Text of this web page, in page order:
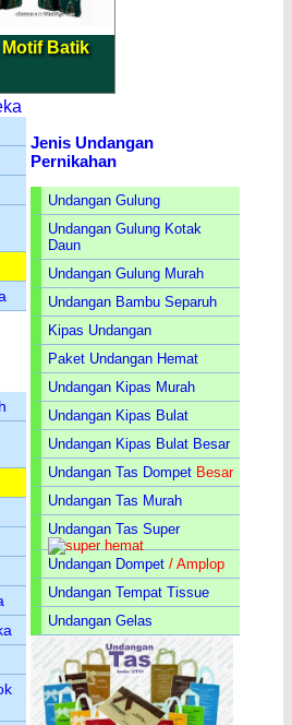
Batik
Jenis Undangan
Pernikahan
Undangan Gulung
Undangan Gulung Kotak
Daun
Undangan Gulung Murah
Undangan Bambu Separuh
Kipas Undangan
Paket Undangan Hemat
Undangan Kipas Murah
Undangan Kipas Bulat
Undangan Kipas Bulat Besar
Undangan Tas Dompet Besar
Undangan Tas Murah
Undangan Tas Super
Undangan Dompet / Amplop
Undangan Tempat Tissue
Undangan Gelas